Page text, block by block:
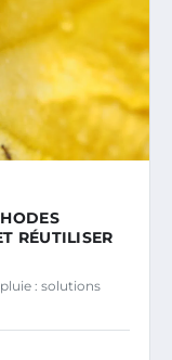
RÉUTILISER
: solutions